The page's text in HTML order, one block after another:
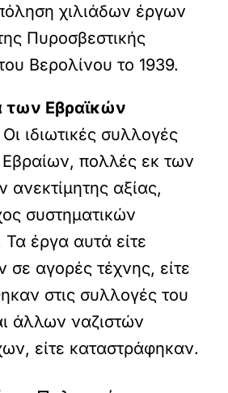
χιλιάδων έργων
Πυροσβεστικής
Βερολίνου το 1939.
των Εβραϊκών
Οι ιδιωτικές συλλογές
πολλές εκ των
ανεκτίμητης αξίας,
συστηματικών
έργα αυτά είτε
σε αγορές τέχνης, είτε
στις συλλογές του
άλλων ναζιστών
είτε καταστράφηκαν.